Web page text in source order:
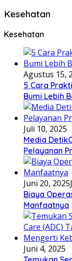
Kesehatan
Kesehatan
Agustus 15,
5 Cara
Bumi Lebih
Juli 10, 2025
Media
Pelayanan
Juni 20, 2025
Biaya
Manfaatnya
Juni 4, 2025